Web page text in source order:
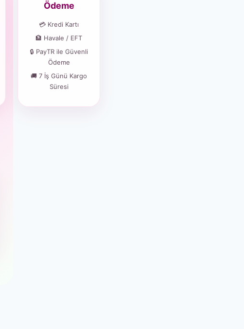
Ödeme
💳 Kredi Kartı
🏦 Havale / EFT
🔒 PayTR ile Güvenli
Ödeme
🚚 7 İş Günü Kargo
Süresi